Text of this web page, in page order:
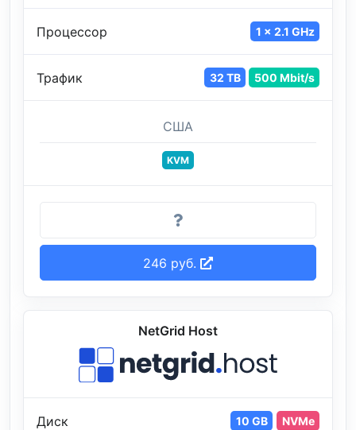
Процессор 1 x 2.1 GHz
Трафик 32 TB 500 Mbit/s
США
KVM
246 руб.
NetGrid Host
Диск 10 GB NVMe